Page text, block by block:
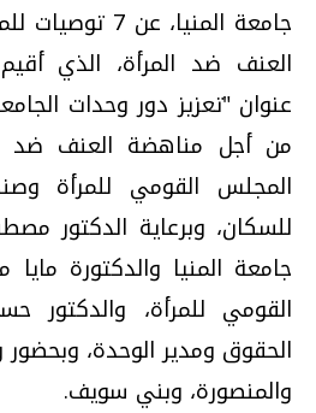
جامعة المنيا،
العنف ضد المرأة، الذي
عنوان "تعزيز دور وحدات
من أجل مناهضة العنف ضد
المجلس القومي للمرأة
للسكان، وبرعاية الدكتور
جامعة المنيا والدكتورة
القومي للمرأة،
الحقوق ومدير الوحدة،
والمنصورة، وبني سويف.